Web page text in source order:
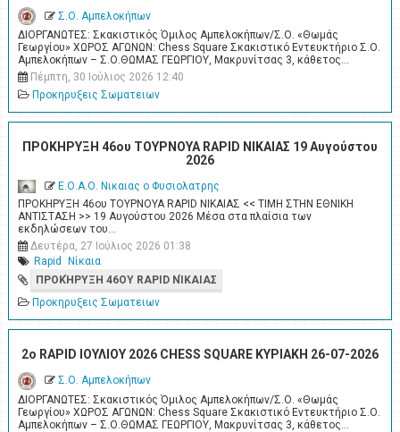
Σ.Ο. Αμπελοκήπων
ΔΙΟΡΓΑΝΩΤΕΣ: Σκακιστικός Όμιλος Αμπελοκήπων/Σ.Ο. «Θωμάς
Γεωργίου» ΧΩΡΟΣ ΑΓΩΝΩΝ: Chess Square Σκακιστικό Εντευκτήριο Σ.Ο.
Αμπελοκήπων – Σ.Ο.ΘΩΜΑΣ ΓΕΩΡΓΙΟΥ, Μακρυνίτσας 3, κάθετος…
Πέμπτη, 30 Ιούλιος 2026 12:40
Προκηρυξεις Σωματειων
ΠΡΟΚΗΡΥΞΗ 46ου ΤΟΥΡΝΟΥΑ RAPID ΝΙΚΑΙΑΣ 19 Αυγούστου
2026
Ε.Ο.Α.Ο. Νικαιας ο Φυσιολατρης
ΠΡΟΚΗΡΥΞΗ 46ου ΤΟΥΡΝΟΥΑ RAPID ΝΙΚΑΙΑΣ << ΤΙΜΗ ΣΤΗΝ ΕΘΝΙΚΗ
ΑΝΤΙΣΤΑΣΗ >> 19 Αυγούστου 2026 Μέσα στα πλαίσια των
εκδηλώσεων του…
Δευτέρα, 27 Ιούλιος 2026 01:38
Rapid
Νίκαια
ΠΡΟΚΉΡΥΞΗ 46ΟΥ RAPID ΝΊΚΑΙΑΣ
Προκηρυξεις Σωματειων
2o RAPID ΙΟΥΛΙΟΥ 2026 CHESS SQUARE ΚΥΡΙΑΚΗ 26-07-2026
Σ.Ο. Αμπελοκήπων
ΔΙΟΡΓΑΝΩΤΕΣ: Σκακιστικός Όμιλος Αμπελοκήπων/Σ.Ο. «Θωμάς
Γεωργίου» ΧΩΡΟΣ ΑΓΩΝΩΝ: Chess Square Σκακιστικό Εντευκτήριο Σ.Ο.
Αμπελοκήπων – Σ.Ο.ΘΩΜΑΣ ΓΕΩΡΓΙΟΥ, Μακρυνίτσας 3, κάθετος…